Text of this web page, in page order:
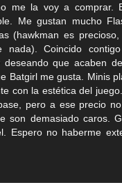
me la voy a comprar.
Me gustan mucho
(hawkman es
nada). Coincido
deseando que acaben
Batgirl me gusta. Minis
con la estética del
pero a ese precio
son demasiado caros.
Espero no haberme